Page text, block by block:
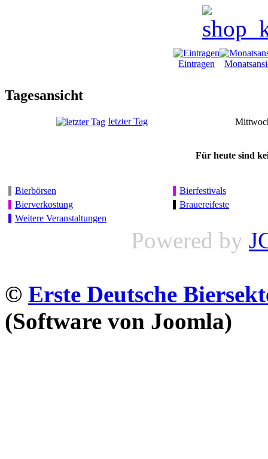
Eintragen
Tagesansicht
letzter Tag
Für heute sind
Bierbörsen
Bierfestivals
Bierverkostung
Brauereifeste
Weitere Veranstaltungen
Powered by
© Erste Deutsche
(Software von Joomla)